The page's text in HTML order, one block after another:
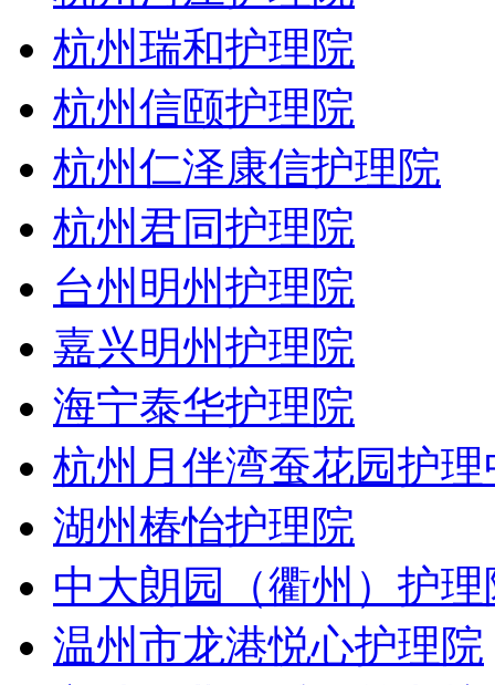
杭州瑞和护理院
杭州信颐护理院
杭州仁泽康信护理院
杭州君同护理院
台州明州护理院
嘉兴明州护理院
海宁泰华护理院
杭州月伴湾蚕花园护理
湖州椿怡护理院
中大朗园（衢州）护理
温州市龙港悦心护理院